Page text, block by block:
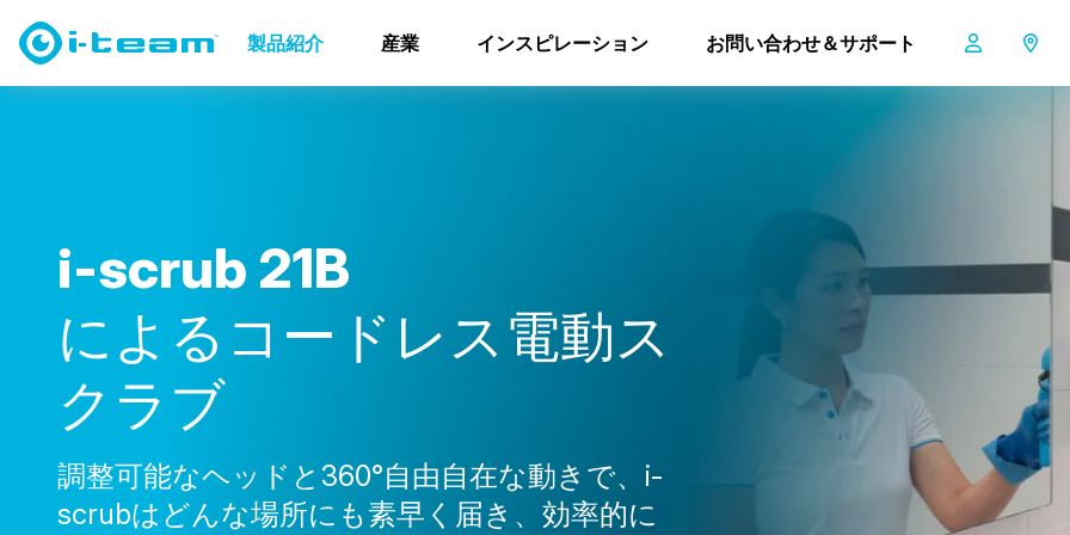
製品紹介 産業 インスピレーション お問い合わせ＆サポート
壁と天井 i-scrub 21B
i-scrub 21B
によ る コ ー ド レス電動ス
ク ラ ブ
調整可能なヘッドと360°自由自在な動きで、i-
scrubはどんな場所にも素早く届き、効率的に